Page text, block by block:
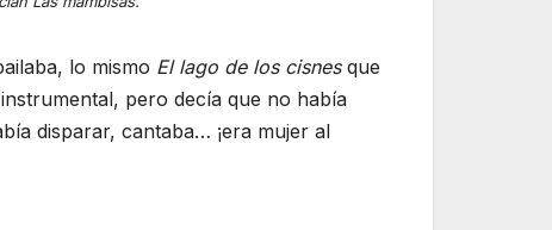
lo mismo El lago de los cisnesque
pero decía que no había
disparar, cantaba… ¡era mujer al